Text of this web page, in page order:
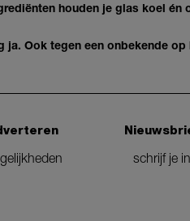
houden je glas koel én
ja. Ook tegen een onbekende
schrijf je in